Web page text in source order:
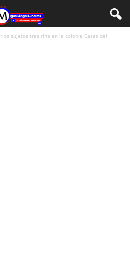
sujetos tras riña en la colonia Casas del